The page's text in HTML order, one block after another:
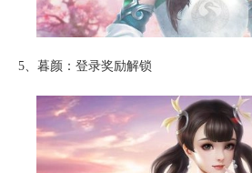
5、暮颜：登录奖励解锁